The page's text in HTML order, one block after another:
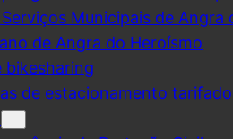
Municipais de Angra
de Angra do Heroísmo
bikesharing
de estacionamento